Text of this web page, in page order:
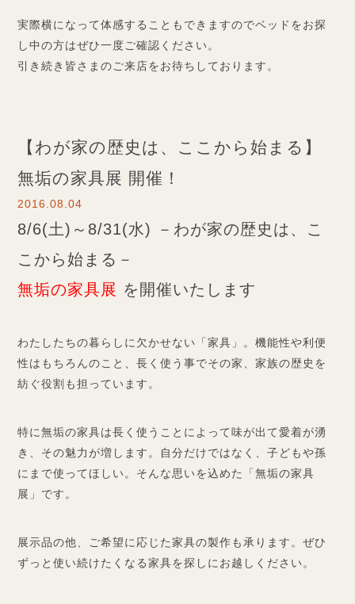
実際横になって体感することもできますのでベッドをお探
し中の方はぜひ一度ご確認ください。
引き続き皆さまのご来店をお待ちしております。
【わが家の歴史は、ここから始まる】
無垢の家具展 開催！
2016.08.04
8/6(土)～8/31(水) －わが家の歴史は、こ
こから始まる－
無垢の家具展 を開催いたします
わたしたちの暮らしに欠かせない「家具」。機能性や利便
性はもちろんのこと、長く使う事でその家、家族の歴史を
紡ぐ役割も担っています。
特に無垢の家具は長く使うことによって味が出て愛着が湧
き、その魅力が増します。自分だけではなく、子どもや孫
にまで使ってほしい。そんな思いを込めた「無垢の家具
展」です。
展示品の他、ご希望に応じた家具の製作も承ります。ぜひ
ずっと使い続けたくなる家具を探しにお越しください。